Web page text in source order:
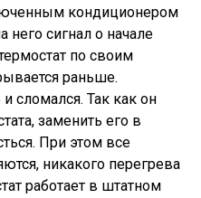
кондиционером
него сигнал о начале
по своим
раньше.
сломался. Так как он
заменить его в
При этом все
никакого перегрева
работает в штатном